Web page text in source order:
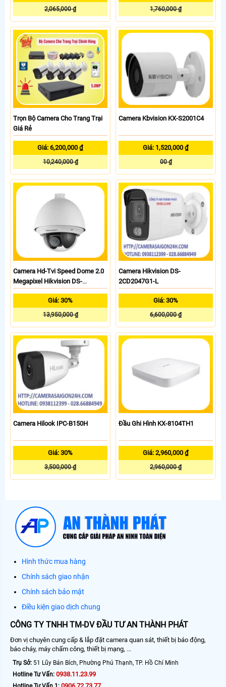
2,065,000 ₫ 1,760,000 ₫
Trọn Bộ Camera Cho Trang Trại
Giá Rẻ
Giá: 6,200,000 ₫
10,240,000 ₫
Camera Kbvision KX-S2001C4
Giá: 1,520,000 ₫
00 ₫
Camera Hd-Tvi Speed Dome 2.0
Megapixel Hikvision DS-
2AE4225T-D
Giá: 30%
13,950,000 ₫
Camera Hikvision DS-
2CD2047G1-L
Giá: 30%
6,600,000 ₫
Camera Hilook IPC-B150H
Giá: 30%
3,500,000 ₫
Đầu Ghi Hình KX-8104TH1
Giá: 2,960,000 ₫
2,960,000 ₫
Hình thức mua hàng
Chính sách giao nhận
Chính sách bảo mật
Điều kiện giao dịch chung
CÔNG TY TNHH TM-DV ĐẦU TƯ AN THÀNH PHÁT
Đơn vị chuyên cung cấp & lắp đặt camera quan sát, thiết bị báo động,
báo cháy, máy chấm công, thiết bị mạng, ...
Trụ Sở: 51 Lũy Bán Bích, Phường Phú Thạnh, TP. Hồ Chí Minh
Hotline Tư Vấn: 0938.11.23.99